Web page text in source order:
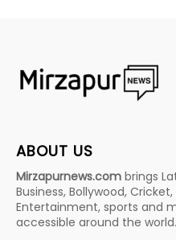
ABOUT US
Mirzapurnews.com brings
Business, Bollywood,
Entertainment, sports and
accessible around the world.